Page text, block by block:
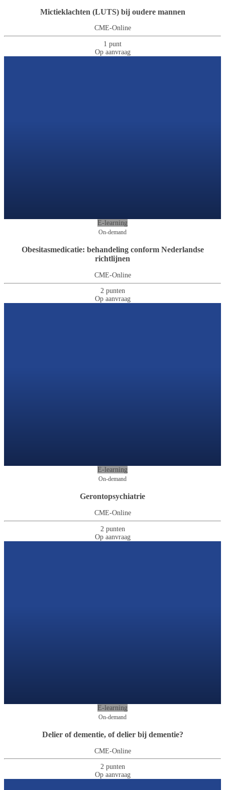
Mictieklachten (LUTS) bij oudere mannen
CME-Online
1 punt
Op aanvraag
E-learning
On-demand
Obesitasmedicatie: behandeling conform Nederlandse
richtlijnen
CME-Online
2 punten
Op aanvraag
E-learning
On-demand
Gerontopsychiatrie
CME-Online
2 punten
Op aanvraag
E-learning
On-demand
Delier of dementie, of delier bij dementie?
CME-Online
2 punten
Op aanvraag